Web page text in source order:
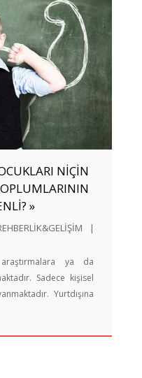
NİÇİN
»
|
ya da
Sadece kişisel
Yurtdışına